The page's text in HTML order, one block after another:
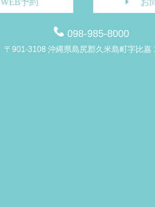
WEB予約 お
098-985-8000
〒901-3108 沖縄県島尻郡久米島町字比嘉